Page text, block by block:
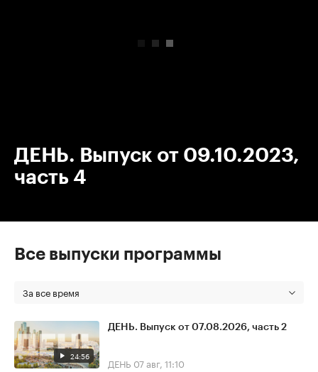
ДЕНЬ. Выпуск от 09.10.2023,
часть 4
Все выпуски программы
За все время
24:56
ДЕНЬ. Выпуск от 07.08.2026, часть 2
ДЕНЬ 07 авг, 11:10